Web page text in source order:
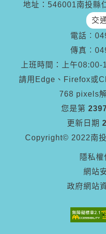
地址：546001南投縣
交
電話︰
傳真︰
上班時間：上午
請用Edge、Firefox或
768 pixels
您是第
更新日期
Copyright© 2022南
隱私
網站
政府網站